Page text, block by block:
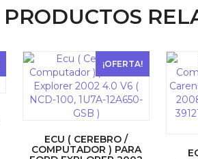
PRODUCTOS
¡OFERTA!
ECU ( CEREBRO /
COMPUTADOR ) PARA